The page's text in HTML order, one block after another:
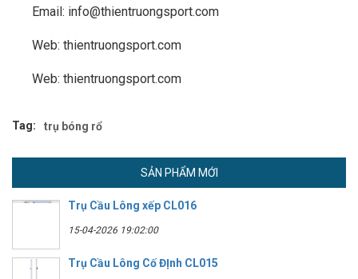
Email: info@thientruongsport.com
Web: thientruongsport.com
Web: thientruongsport.com
Tag: trụ bóng rổ
SẢN PHẨM MỚI
Trụ Cầu Lông xếp CL016
15-04-2026 19:02:00
Trụ Cầu Lông Cố ĐỊnh CL015